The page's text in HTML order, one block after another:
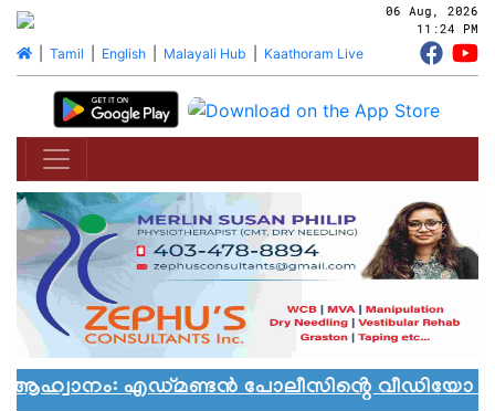
06 Aug, 2026
11:24 PM
| Tamil English| Malayali Hub Kaathoram Live
എഡ്മണ്ടൻ പോലീസിൻ്റെ വീഡിയോ